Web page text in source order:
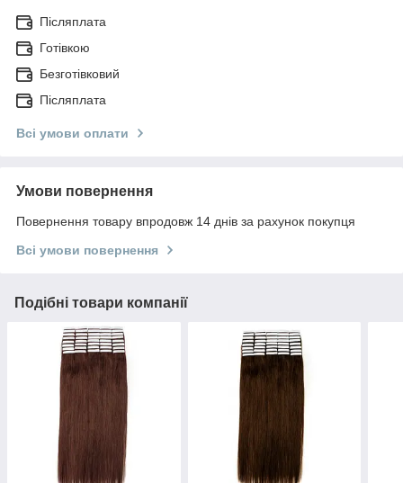
Післяплата
Готівкою
Безготівковий
Післяплата
Всі умови оплати
Умови повернення
Повернення товару впродовж 14 днів за рахунок покупця
Всі умови повернення
Подібні товари компанії